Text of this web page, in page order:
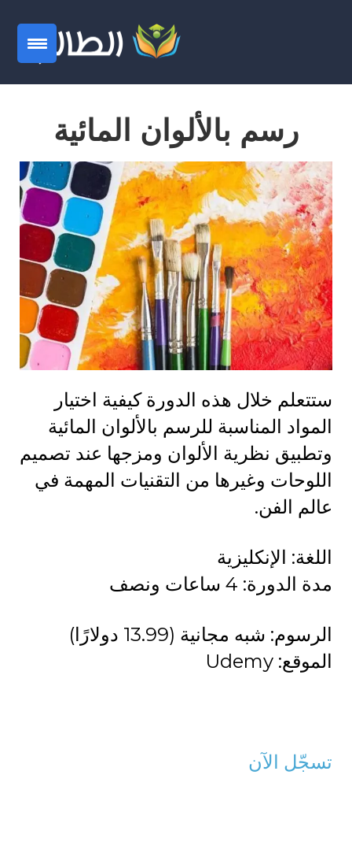
رسم بالألوان المائية
ستتعلم خلال هذه الدورة كيفية اختيار
المواد المناسبة للرسم بالألوان المائية
وتطبيق نظرية الألوان ومزجها عند تصميم
اللوحات وغيرها من التقنيات المهمة في
عالم الفن.
اللغة: الإنكليزية
مدة الدورة: 4 ساعات ونصف
الرسوم: شبه مجانية (13.99 دولارًا)
الموقع: Udemy
تسجّل الآن